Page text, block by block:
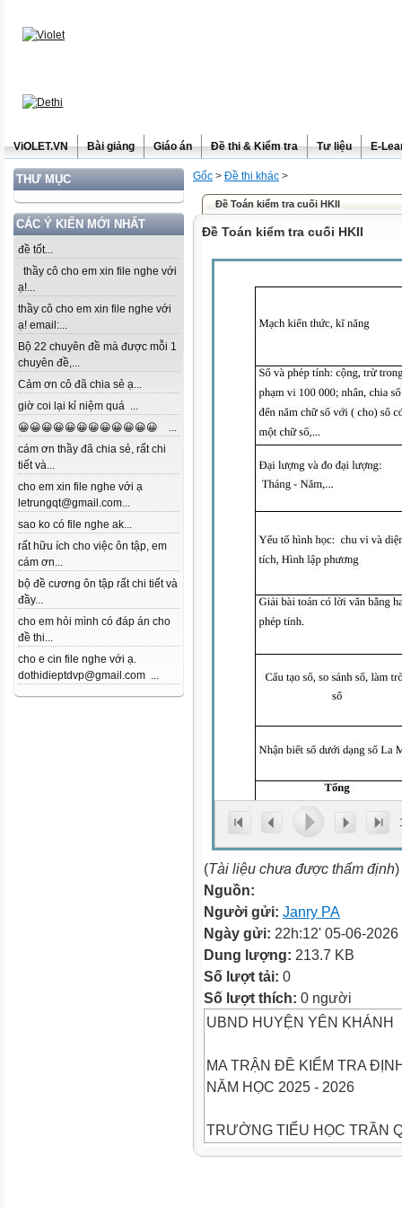
ViOLET.VN Bài giảng Giáo án Đề thi & Kiểm tra Tư liệu E-
THƯ MỤC
CÁC Ý KIẾN MỚI NHẤT
đề tốt...
thầy cô cho em xin file nghe với
ạ!...
thầy cô cho em xin file nghe với
ạ! email:...
Bộ 22 chuyên đề mà được mỗi 1
chuyên đề,...
Cảm ơn cô đã chia sẻ ạ...
giờ coi lại kỉ niệm quá ...
😀😀😀😀😀😀😀😀😀😀😀😀 ...
cám ơn thầy đã chia sẻ, rất chi
tiết và...
cho em xin file nghe với ạ
letrungqt@gmail.com...
sao ko có file nghe ak...
rất hữu ích cho việc ôn tập, em
cám ơn...
bộ đề cương ôn tập rất chi tiết và
đầy...
cho em hỏi mình có đáp án cho
đề thi...
cho e cin file nghe với ạ.
dothidieptdvp@gmail.com ...
Gốc > Đề thi khác >
Đề Toán kiểm tra cuối HKII
Đề Toán kiểm tra cuối HKII
(Tài liệu chưa được thẩm định)
Nguồn:
Người gửi: Janry PA
Ngày gửi: 22h:12' 05-06-2026
Dung lượng: 213.7 KB
Số lượt tải: 0
Số lượt thích: 0 người
UBND HUYỆN YÊN KHÁNH
MA TRẬN ĐỀ KIỂM TRA
NĂM HỌC 2025 - 2026
TRƯỜNG TIỂU HỌC TRẦN